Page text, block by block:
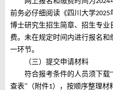
前务必仔细阅读《四川大学2025
博士研究生招生简章、招生专
费。未在规定时间内进行报名
一环节。
（三）提交申请材料
符合报考条件的人员须下载
查表”（附件1），按顺序整理材